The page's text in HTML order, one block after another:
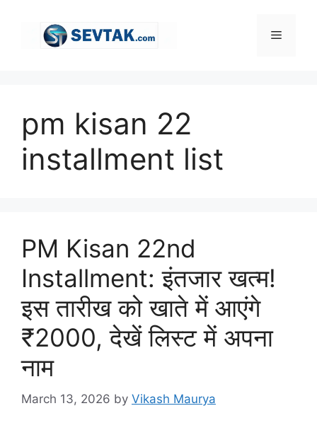
Menu
pm kisan 22
installment list
PM Kisan 22nd
Installment: इंतजार खत्म!
इस तारीख को खाते में आएंगे
₹2000, देखें लिस्ट में अपना
नाम
March 13, 2026 by Vikash Maurya